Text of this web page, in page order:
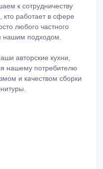
к сотрудничеству
кто работает в сфере
любого частного
нашим подходом.
авторские кухни,
нашему потребителю
и качеством сборки